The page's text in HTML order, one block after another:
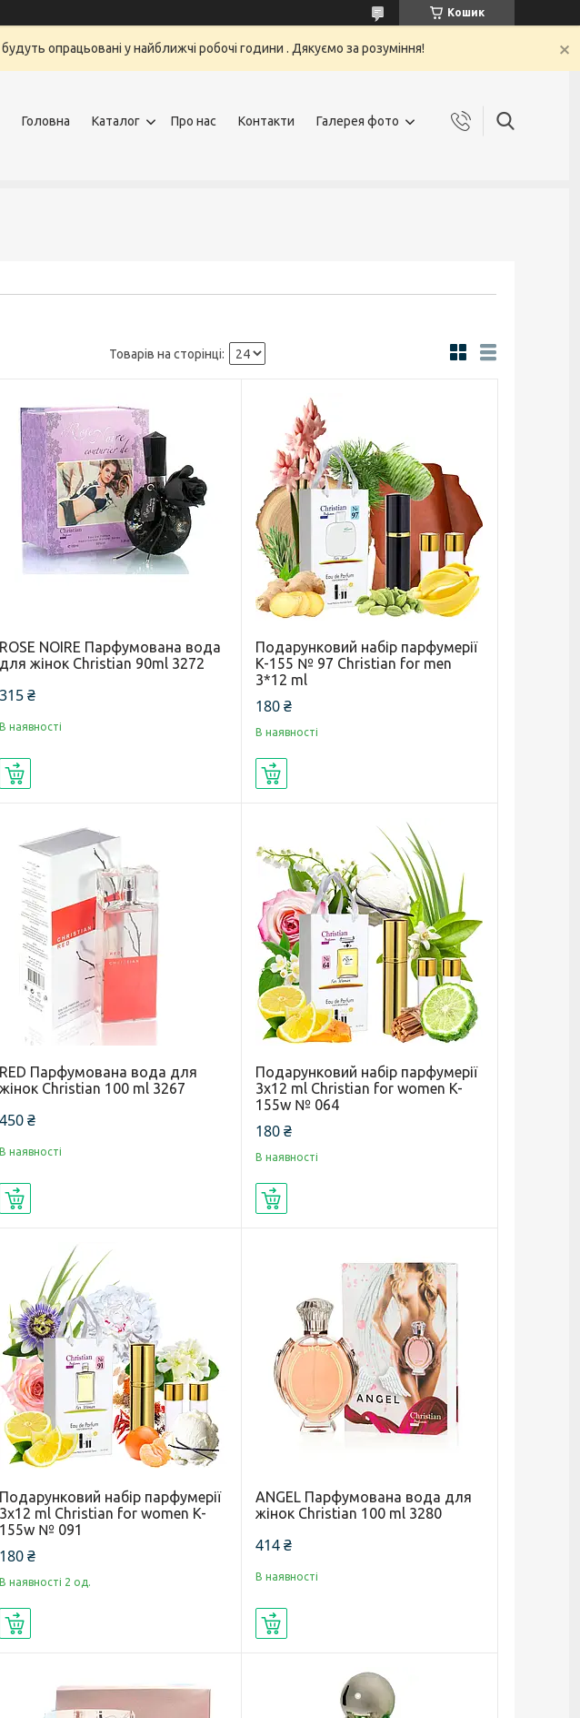
Кошик
опрацьовані у найближчі робочі години . Дякуємо за розуміння!
Головна Каталог Про нас Контакти Галерея фото
ROSE NOIRE Парфумована вода
для жінок Christian 90ml 3272
315 ₴
В наявності
Подарунковий набір парфумерії
K-155 № 97 Christian for men
3*12 ml
180 ₴
В наявності
RED Парфумована вода для
жінок Christian 100 ml 3267
450 ₴
В наявності
Подарунковий набір парфумерії
3x12 ml Christian for women K-
155w № 064
180 ₴
В наявності
Подарунковий набір парфумерії
3x12 ml Christian for women K-
155w № 091
180 ₴
В наявності 2 од.
ANGEL Парфумована вода для
жінок Christian 100 ml 3280
414 ₴
В наявності